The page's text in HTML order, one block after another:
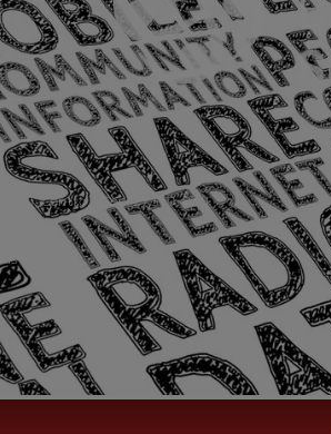
Centro - Cep: 27.330-030
2500
9h às 17h.